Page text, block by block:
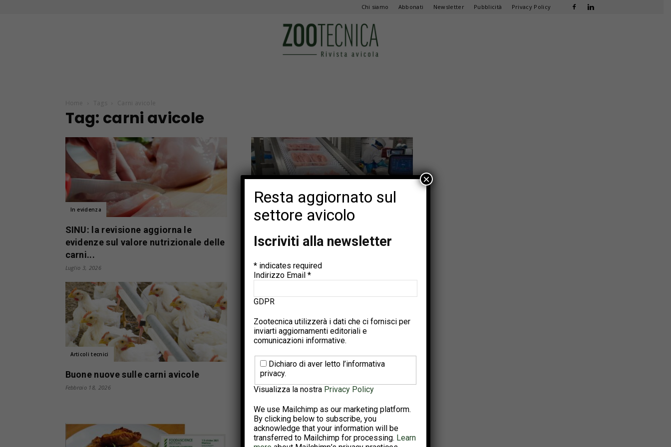
Chi siamo Abbonati Newsletter Pubblicità Privacy Policy
Home Tags Carni avicole
Tag: carni avicole
In evidenza
SINU: la revisione aggiorna le
evidenze sul valore nutrizionale delle
carni...
Luglio 3, 2026
In evidenza
consumi da record a 22,47 kg....
Articoli tecnici
Buone nuove sulle carni avicole
Febbraio 18, 2026
In evidenza
Consumi domestici 2024: crescono le
carni avicole e le uova. I...
Resta aggiornato sul
settore avicolo
Iscriviti alla newsletter
* indicates required
Indirizzo Email *
GDPR
Zootecnica utilizzerà i dati che ci fornisci per
inviarti aggiornamenti editoriali e
comunicazioni informative.
Dichiaro di aver letto l’informativa
privacy.
Visualizza la nostra Privacy Policy
We use Mailchimp as our marketing platform.
By clicking below to subscribe, you
acknowledge that your information will be
transferred to Mailchimp for processing. Learn
×